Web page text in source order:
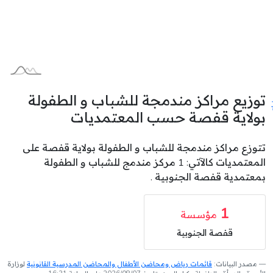
توزيع مراكز مندمجة للشباب و الطفولة
بولاية قفصة حسب المعتمديات
تتوزع مراكز مندمجة للشباب و الطفولة بولاية قفصة على
المعتمديات كالآتي: 1 مركز مندمج للشباب و الطفولة
بمعتمدية قفصة الجنوبية .
1 مؤسسة
قفصة الجنوبية
مصدر البيانات: قائمات رياض ومحاضن الأطفال والمحاضن المدرسية القانونية لوزارة